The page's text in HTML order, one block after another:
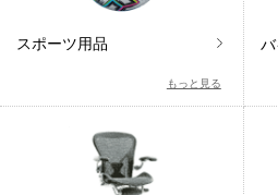
スポーツ用品
もっと見る